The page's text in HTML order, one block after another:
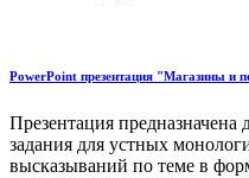
PowerPoint презентация "Магазины и
Презентация предназначена
задания для устных
высказываний по теме в